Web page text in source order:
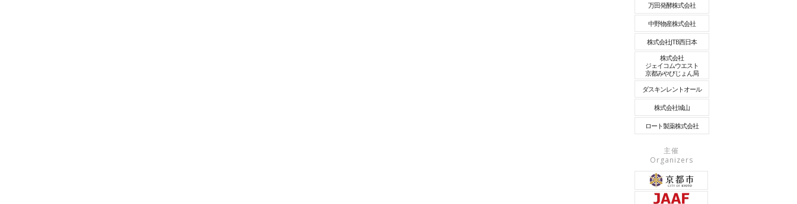
万田発酵株式会社
中野物産株式会社
株式会社JTB西日本
株式会社
ジェイコムウエスト
京都みやびじょん局
ダスキンレントオール
株式会社城山
ロート製薬株式会社
主催
Organizers